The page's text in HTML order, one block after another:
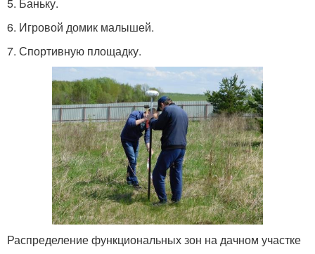
6. Игровой домик малышей.
7. Спортивную площадку.
Распределение функциональных зон на дачном участке